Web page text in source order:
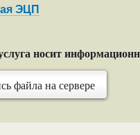
ЭЦП
носит
файла на сервере